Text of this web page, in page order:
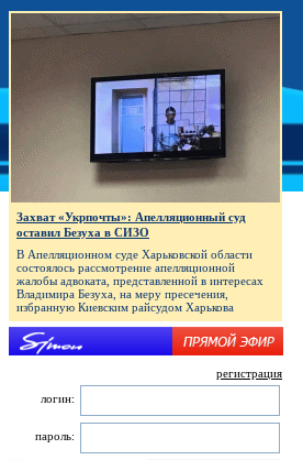
Захват «Укрпочты»: Апелляционный суд
оставил Безуха в СИЗО
В Апелляционном суде Харьковской области
состоялось рассмотрение апелляционной
жалобы адвоката, представленной в интересах
Владимира Безуха, на меру пресечения,
избранную Киевским райсудом Харькова
регистрация
логин:
пароль: